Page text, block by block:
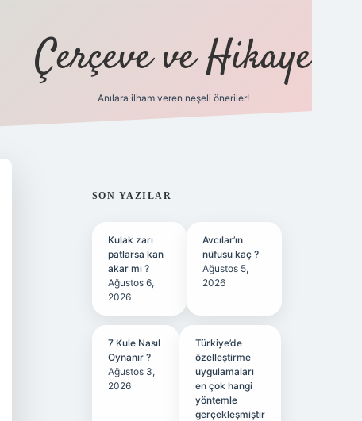
Çerçeve ve Hikaye
Anılara ilham veren neşeli öneriler!
SIDEBAR
SON YAZILAR
Kulak zarı
patlarsa kan
akar mı ?
Ağustos 6,
2026
Avcılar’ın
nüfusu kaç ?
Ağustos 5,
2026
7 Kule Nasıl
Oynanır ?
Ağustos 3,
2026
Türkiye’de
özelleştirme
uygulamaları
en çok hangi
yöntemle
gerçekleşmiştir